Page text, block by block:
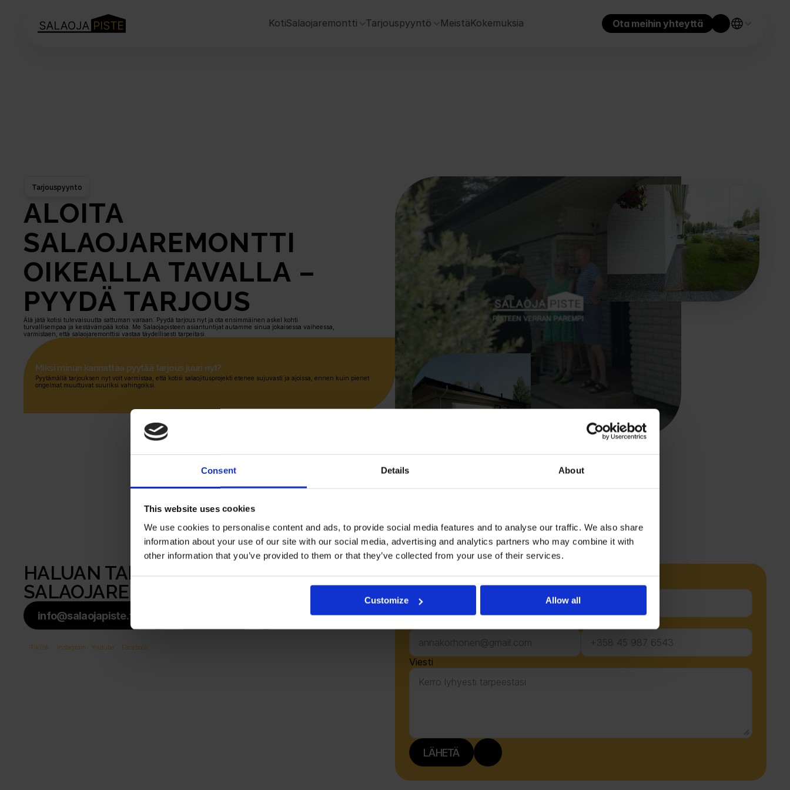
Consent Details About
This website uses cookies
We use cookies to personalise content and ads, to provide social media features and to analyse our traffic. We also share
information about your use of our site with our social media, advertising and analytics partners who may combine it with
other information that you’ve provided to them or that they’ve collected from your use of their services.
Customize Allow all
KotiSalaojaremontti Tarjouspyyntö MeistäKokemuksia Ota meihin yhteyttä
Tarjouspyynto
ALOITA
SALAOJAREMONTTI
OIKEALLA TAVALLA –
PYYDÄ TARJOUS
Älä jätä kotisi tulevaisuutta sattuman varaan. Pyydä tarjous nyt ja ota ensimmäinen askel kohti
turvallisempaa ja kestävämpää kotia. Me Salaojapisteen asiantuntijat autamme sinua jokaisessa vaiheessa,
varmistaen, että salaojaremonttisi vastaa täydellisesti tarpeitasi.
Miksi minun kannattaa pyytää tarjous juuri nyt?
Pyytämällä tarjouksen nyt voit varmistaa, että kotisi salaojitusprojekti etenee sujuvasti ja ajoissa, ennen kuin pienet
ongelmat muuttuvat suuriksi vahingoiksi.
HALUAN TARJOUKSEN
SALAOJAREMONTISTA
info@salaojapiste.fi
TikTok Instagram Youtube Facebook
Nimi Postinumero
Viesti
LÄHETÄ